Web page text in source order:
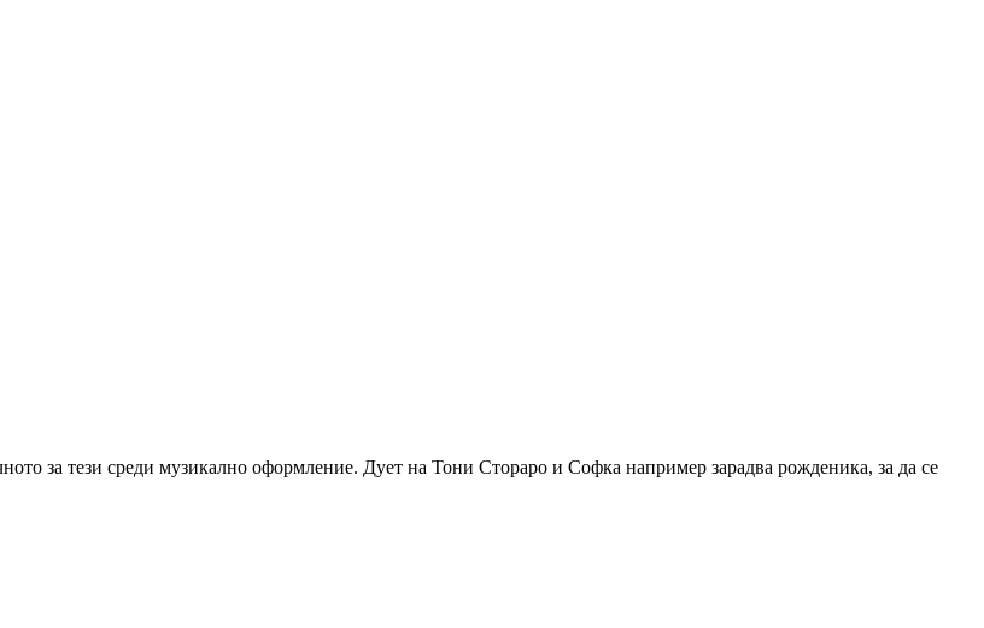
за тези среди музикално оформление. Дует на Тони Стораро и Софка например зарадва рожденика, за да се